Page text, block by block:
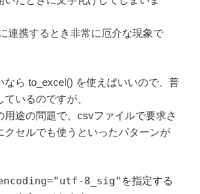
連携するとき非常に厄介な現象で
なら to_excel() を使えばいいので、普
いるのですが、
用途の問題で、csvファイルで要求さ
クセルでも使うといったパターンが
8_sig" を指定する